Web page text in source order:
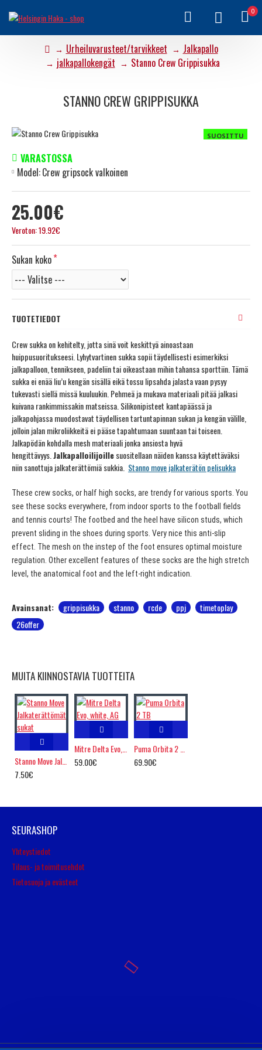
0
Urheiluvarusteet/tarvikkeet
Jalkapallo
jalkapallokengät
Stanno Crew Grippisukka
STANNO CREW GRIPPISUKKA
SUOSITTU
25.00€
Veroton: 19.92€
VARASTOSSA
Model:Crew gripsock valkoinen
Sukan koko
TUOTETIEDOT
Crew sukka on kehitelty, jotta sinä voit keskittyä ainoastaan
huippusuoritukseesi. Lyhytvartinen sukka sopii täydellisesti esimerkiksi
jalkapalloon, tennikseen, padeliin tai oikeastaan mihin tahansa sporttiin. Tämä
sukka ei enää liu’u kengän sisällä eikä tossu lipsahda jalasta vaan pysyy
tukevasti siellä missä kuuluukin. Pehmeä ja mukava materiaali pitää jalkasi
kuivana rankimmissakin matseissa. Silikonipisteet kantapäässä ja
jalkapohjassa muodostavat täydellisen tartuntapinnan sukan ja kengän välille,
jolloin jalan mikroliikkeitä ei pääse tapahtumaan suuntaan tai toiseen.
Jalkapödän kohdalla mesh materiaali jonka ansiosta hyvä
hengittävyys. Jalkapalloilijoillesuositellaan näiden kanssa käytettäväksi
niin sanottuja jalkaterättömiä sukkia. Stanno move jalkaterätön pelisukka
These crew socks, or half high socks, are trendy for various sports. You
see these socks everywhere, from indoor sports to the football fields
and tennis courts! The footbed and the heel have silicon studs, which
prevent sliding in the shoes during sports. Very nice this anti-slip
effect. The mesh on the instep of the foot ensures optimal moisture
regulation. Other excellent features of these socks are the high stretch
level, the anatomical foot and the left-right indication.
Avainsanat: grippisukka stanno rcde ppj
timetoplay
26offer
MUITA KIINNOSTAVIA TUOTTEITA
7.50€
59.00€
69.90€
SEURASHOP
Yhteystiedot
Tilaus- ja toimitusehdot
Tietosuoja ja evästeet